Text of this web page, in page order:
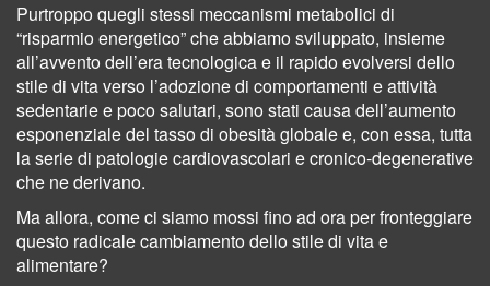
Purtroppo quegli stessi meccanismi metabolici di
“risparmio energetico” che abbiamo sviluppato, insieme
all’avvento dell’era tecnologica e il rapido evolversi dello
stile di vita verso l’adozione di comportamenti e attività
sedentarie e poco salutari, sono stati causa dell’aumento
esponenziale del tasso di obesità globale e, con essa, tutta
la serie di patologie cardiovascolari e cronico-degenerative
che ne derivano.
Ma allora, come ci siamo mossi fino ad ora per fronteggiare
questo radicale cambiamento dello stile di vita e
alimentare?